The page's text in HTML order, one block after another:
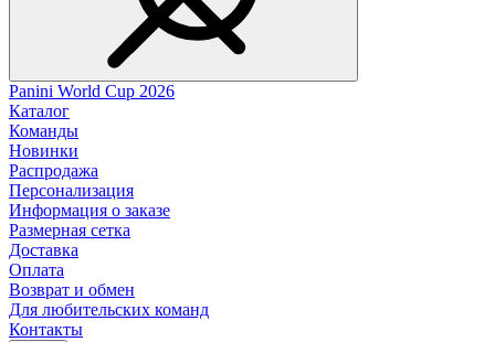
Panini World Cup 2026
Каталог
Команды
Новинки
Распродажа
Персонализация
Информация о заказе
Размерная сетка
Доставка
Оплата
Возврат и обмен
Для любительских команд
Контакты